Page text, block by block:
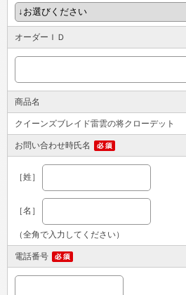
オーダーＩＤ
商品名
クイーンズブレイド雷雲の将クローデット
お問い合わせ時氏名
［姓］
［名］
（全角で入力してください）
電話番号